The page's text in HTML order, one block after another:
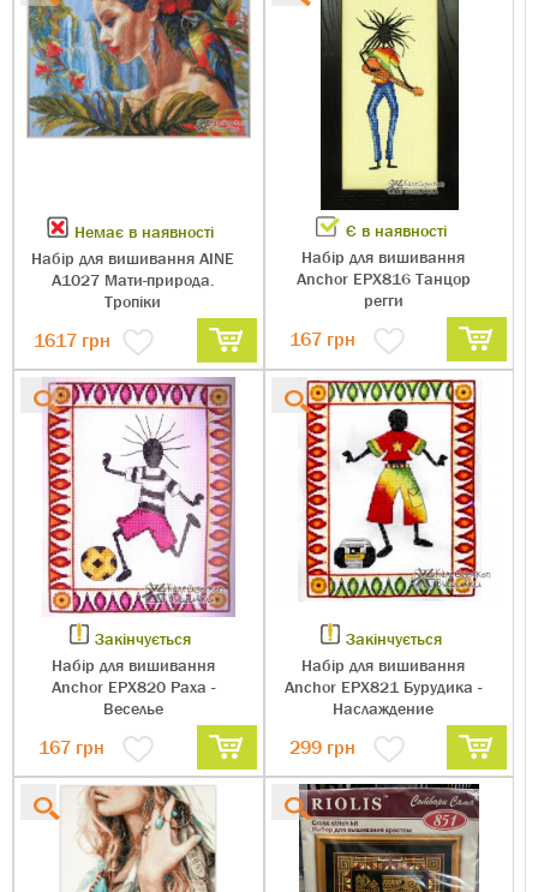
Немає в наявності
Набір для вишивання AINE
А1027 Мати-природа.
Тропіки
1617 грн
Є в наявності
Набір для вишивання
Anchor EPX816 Танцор
регги
167 грн
Закінчується
Набір для вишивання
Anchor EPX820 Раха -
Веселье
167 грн
Закінчується
Набір для вишивання
Anchor EPX821 Бурудика -
Наслаждение
299 грн